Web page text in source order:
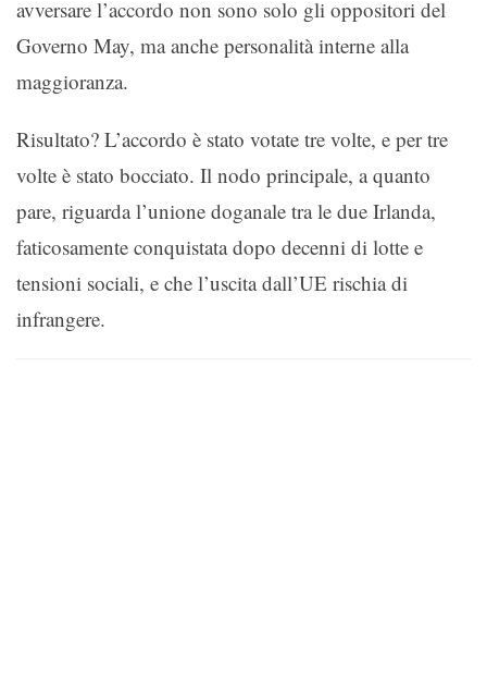
avversare l’accordo non sono solo gli oppositori del
Governo May, ma anche personalità interne alla
maggioranza.
Risultato? L’accordo è stato votate tre volte, e per tre
volte è stato bocciato. Il nodo principale, a quanto
pare, riguarda l’unione doganale tra le due Irlanda,
faticosamente conquistata dopo decenni di lotte e
tensioni sociali, e che l’uscita dall’UE rischia di
infrangere.